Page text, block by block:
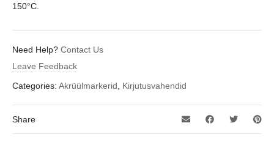
150°C.
Need Help? Contact Us
Leave Feedback
Categories: Akrüülmarkerid, Kirjutusvahendid
Share